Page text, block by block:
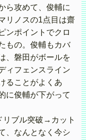
ら攻めて、俊輔に
リノスの1点目は齋
ンポイントでクロ
もの。俊輔もカバ
、磐田がボールを
ィフェンスライン
ることがよくあ
に俊輔が下がって
リブル突破→カット
、なんとなく今シ